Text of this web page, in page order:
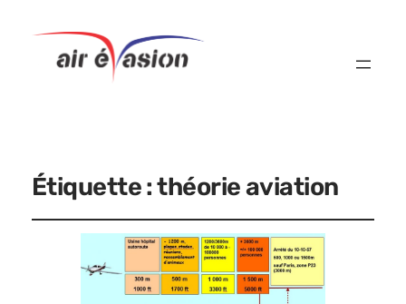
Étiquette :théorie aviation